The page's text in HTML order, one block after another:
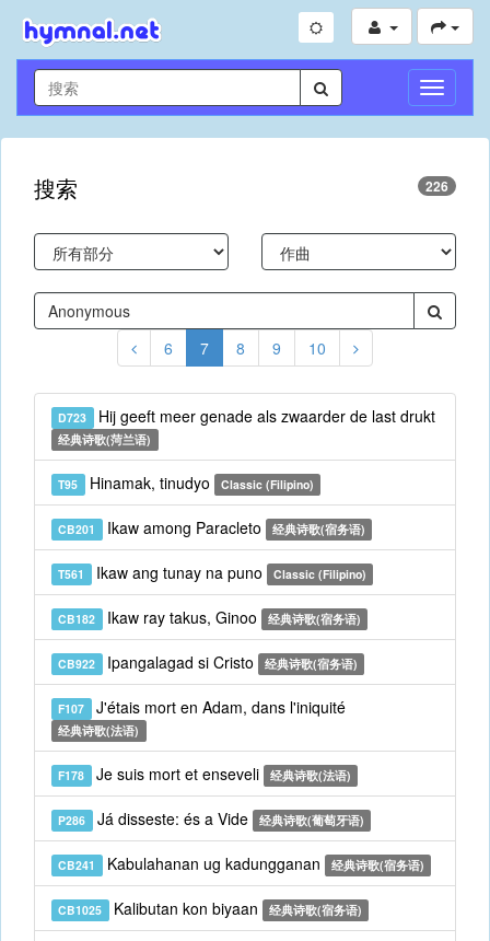
切
换
导
搜索 226
6 7 8 9 10
D723 Hij geeft meer genade als zwaarder de last drukt
经典诗歌(菏兰语)
T95 Hinamak, tinudyo Classic (Filipino)
CB201 Ikaw among Paracleto 经典诗歌(宿务语)
T561 Ikaw ang tunay na puno Classic (Filipino)
CB182 Ikaw ray takus, Ginoo 经典诗歌(宿务语)
CB922 Ipangalagad si Cristo 经典诗歌(宿务语)
F107 J'étais mort en Adam, dans l'iniquité
经典诗歌(法语)
F178 Je suis mort et enseveli 经典诗歌(法语)
P286 Já disseste: és a Vide 经典诗歌(葡萄牙语)
CB241 Kabulahanan ug kadungganan 经典诗歌(宿务语)
CB1025 Kalibutan kon biyaan 经典诗歌(宿务语)